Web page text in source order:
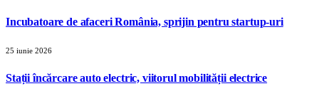
Incubatoare de afaceri România, sprijin pentru startup-uri
25 iunie 2026
Stații încărcare auto electric, viitorul mobilității electrice